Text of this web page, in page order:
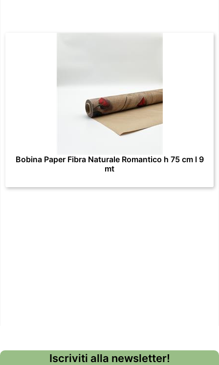
Bobina Paper Fibra Naturale Romantico h 75 cm l 9
mt
Iscriviti alla newsletter!